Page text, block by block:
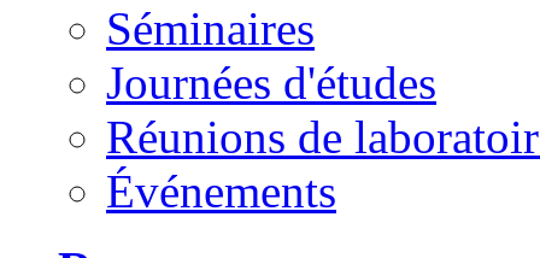
Séminaires
Journées d'études
Réunions de
Événements